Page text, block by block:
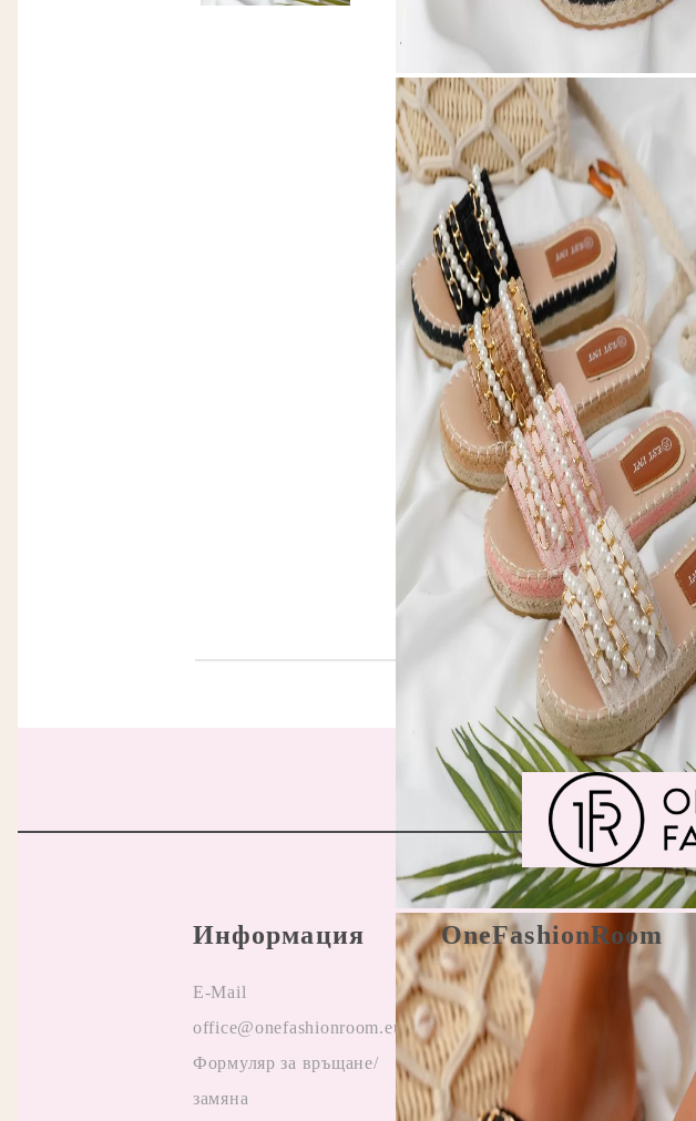
Информация
E-Mail
office@onefashionroom.eu
Формуляр за връщане/
замяна
OneFashionRoom
Правила и условия
Oнлайн разрешаване
на жалби
Отзиви от клиенти